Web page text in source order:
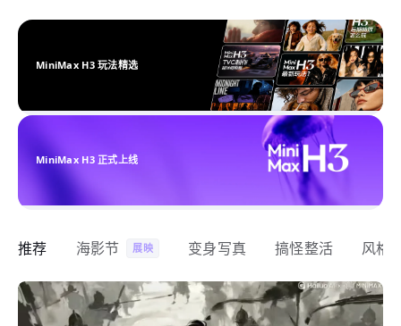
MiniMax H3 玩法精选
MiniMax H3 正式上线
推荐 海影节 展映 变身写真 搞怪整活 风格